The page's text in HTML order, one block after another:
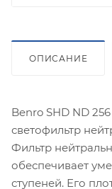
ОПИСАНИЕ
Benro SHD ND
светофильтр
Фильтр
обеспечивает
ступеней. Его